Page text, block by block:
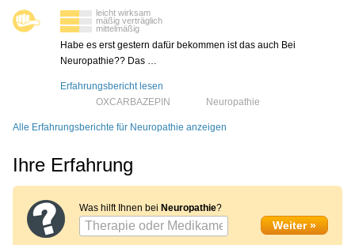
leicht wirksam
mäßig verträglich
mittelmäßig
Habe es erst gestern dafür bekommen ist das auch Bei
Neuropathie?? Das …
Erfahrungsbericht lesen
OXCARBAZEPIN
Neuropathie
Alle Erfahrungsberichte für Neuropathie anzeigen
Ihre Erfahrung
Was hilft Ihnen bei Neuropathie?